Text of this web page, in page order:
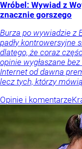
Wróbel: Wywiad z
znacznie gorszego
Burza po wywiadzie z
padły kontrowersyjne
dlatego, że coraz
opinie wygłaszane
Internet od dawna
lecz tych, którzy
Opinie i komentarze